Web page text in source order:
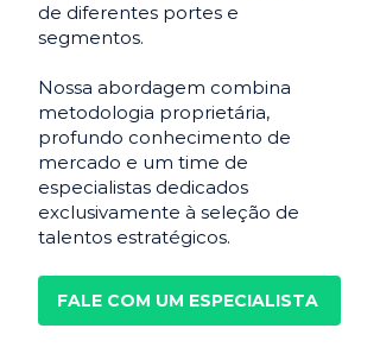
de diferentes portes e
segmentos.
Nossa abordagem combina
metodologia proprietária,
profundo conhecimento de
mercado e um time de
especialistas dedicados
exclusivamente à seleção de
talentos estratégicos.
FALE COM UM ESPECIALISTA